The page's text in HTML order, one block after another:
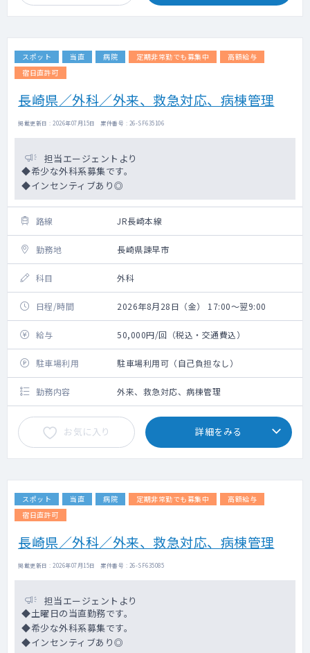
スポット 当直 病院 定期非常勤でも募集中
高額給与
宿日直許可
長崎県／外科／外来、救急対応、病棟管理
掲載更新日 : 2026年07月15日 案件番号 : 26-SF635106
担当エージェントより
◆希少な外科系募集です。
◆インセンティブあり◎
路線 JR長崎本線
勤務地 長崎県諫早市
科目 外科
日程/時間 2026年8月28日（金） 17:00～翌9:00
給与 50,000円/回（税込・交通費込）
駐車場利用 駐車場利用可（自己負担なし）
勤務内容 外来、救急対応、病棟管理
お気に入り 詳細をみる
スポット 当直 病院 定期非常勤でも募集中
高額給与
宿日直許可
長崎県／外科／外来、救急対応、病棟管理
掲載更新日 : 2026年07月15日 案件番号 : 26-SF635085
担当エージェントより
◆土曜日の当直勤務です。
◆希少な外科系募集です。
◆インセンティブあり◎